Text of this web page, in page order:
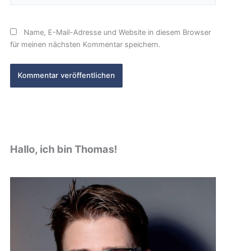
Name, E-Mail-Adresse und Website in diesem Browser
für meinen nächsten Kommentar speichern.
Hallo, ich bin Thomas!